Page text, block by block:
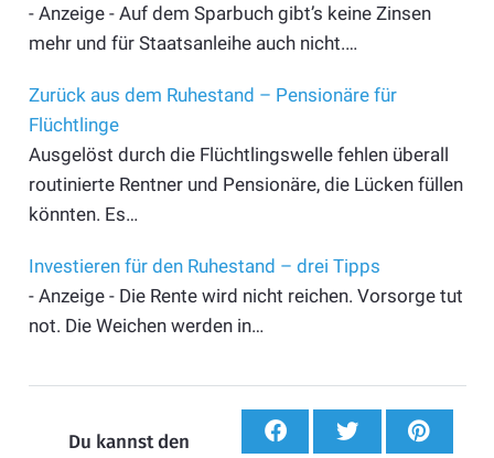
- Anzeige - Auf dem Sparbuch gibt’s keine Zinsen
mehr und für Staatsanleihe auch nicht.…
Zurück aus dem Ruhestand – Pensionäre für
Flüchtlinge
Ausgelöst durch die Flüchtlingswelle fehlen überall
routinierte Rentner und Pensionäre, die Lücken füllen
könnten. Es…
Investieren für den Ruhestand – drei Tipps
- Anzeige - Die Rente wird nicht reichen. Vorsorge tut
not. Die Weichen werden in…
Du kannst den